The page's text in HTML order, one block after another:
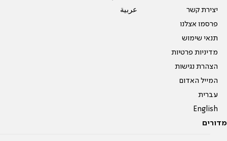
יצירת קשר
פרסמו אצלנו
תנאי שימוש
מדיניות פרטיות
הצהרת נגישות
המייל האדום
עברית
English
عربية
מדורים